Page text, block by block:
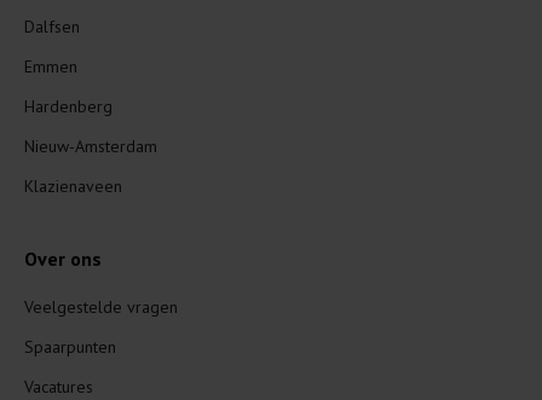
Dalfsen
Emmen
Hardenberg
Nieuw-Amsterdam
Klazienaveen
Over ons
Veelgestelde vragen
Spaarpunten
Vacatures